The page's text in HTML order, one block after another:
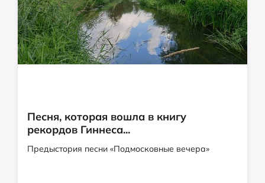
Песня, которая вошла в книгу
рекордов Гиннеса...
Предыстория песни «Подмосковные вечера»